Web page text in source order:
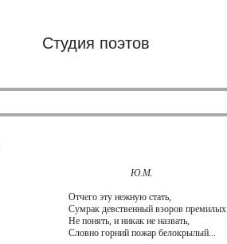
Студия поэтов
Ю.М.
Отчего эту нежную стать,
Сумрак девственный взоров премилых
Не понять, и никак не назвать,
Словно горний пожар белокрылый...